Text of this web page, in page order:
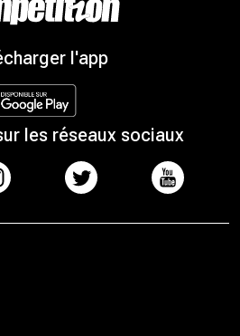
l'app
les réseaux sociaux